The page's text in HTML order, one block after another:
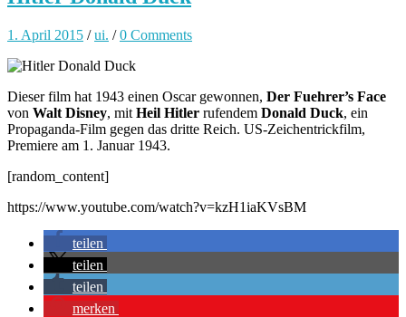
1. April 2015 /ui. /0 Comments
Dieser film hat 1943 einen Oscar gewonnen, Der Fuehrer’s Face
von Walt Disney, mit Heil Hitler rufendem Donald Duck, ein
Propaganda-Film gegen das dritte Reich. US-Zeichentrickfilm,
Premiere am 1. Januar 1943.
[random_content]
https://www.youtube.com/watch?v=kzH1iaKVsBM
teilen
teilen
teilen
merken